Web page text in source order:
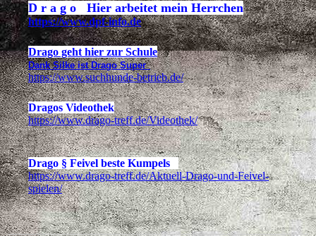
D r a g o Hier arbeitet mein Herrchen
https://www.dpf-info.de
Drago geht hier zur Schule
Dank Silke ist Drago Super
https://www.suchhunde-betrieb.de/
Dragos Videothek
https://www.drago-treff.de/Videothek/
Drago § Feivel beste Kumpels
https://www.drago-treff.de/Aktuell-Drago-und-Feivel-
spielen/